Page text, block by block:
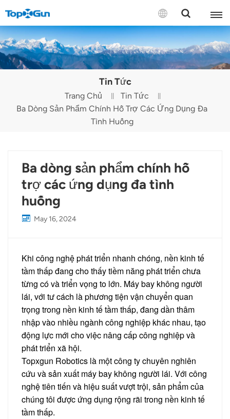
LIÊN HỆ VỚI CHÚNG TÔI
English
Русский
Tin Tức
Trang Chủ
Tin Tức
Ba Dòng Sản Phẩm Chính Hỗ Trợ Các Ứng Dụng Đa
Tình Huống
Ba dòng sản phẩm chính hỗ
trợ các ứng dụng đa tình
huống
May 16, 2024
Khi công nghệ phát triển nhanh chóng, nền kinh tế
tầm thấp đang cho thấy tiềm năng phát triển chưa
từng có và triển vọng to lớn. Máy bay không người
lái, với tư cách là phương tiện vận chuyển quan
trọng trong nền kinh tế tầm thấp, đang dần thâm
nhập vào nhiều ngành công nghiệp khác nhau, tạo
động lực mới cho việc nâng cấp công nghiệp và
phát triển xã hội.
Topxgun Robotics là một công ty chuyên nghiên
cứu và sản xuất máy bay không người lái. Với công
nghệ tiên tiến và hiệu suất vượt trội, sản phẩm của
chúng tôi được ứng dụng rộng rãi trong nền kinh tế
tầm thấp.